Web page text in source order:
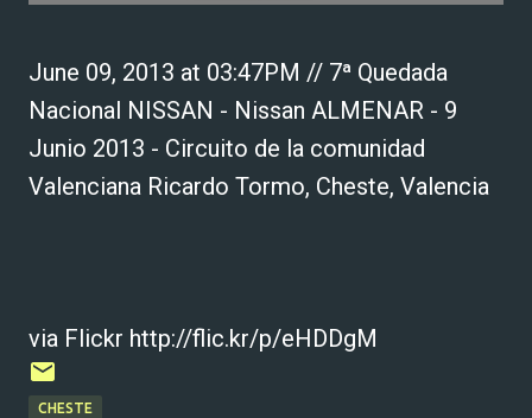
June 09, 2013 at 03:47PM // 7ª Quedada
Nacional NISSAN - Nissan ALMENAR - 9
Junio 2013 - Circuito de la comunidad
Valenciana Ricardo Tormo, Cheste, Valencia
via Flickr http://flic.kr/p/eHDDgM
CHESTE